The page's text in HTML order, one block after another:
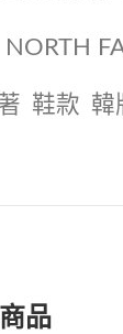
鞋款 韓
品